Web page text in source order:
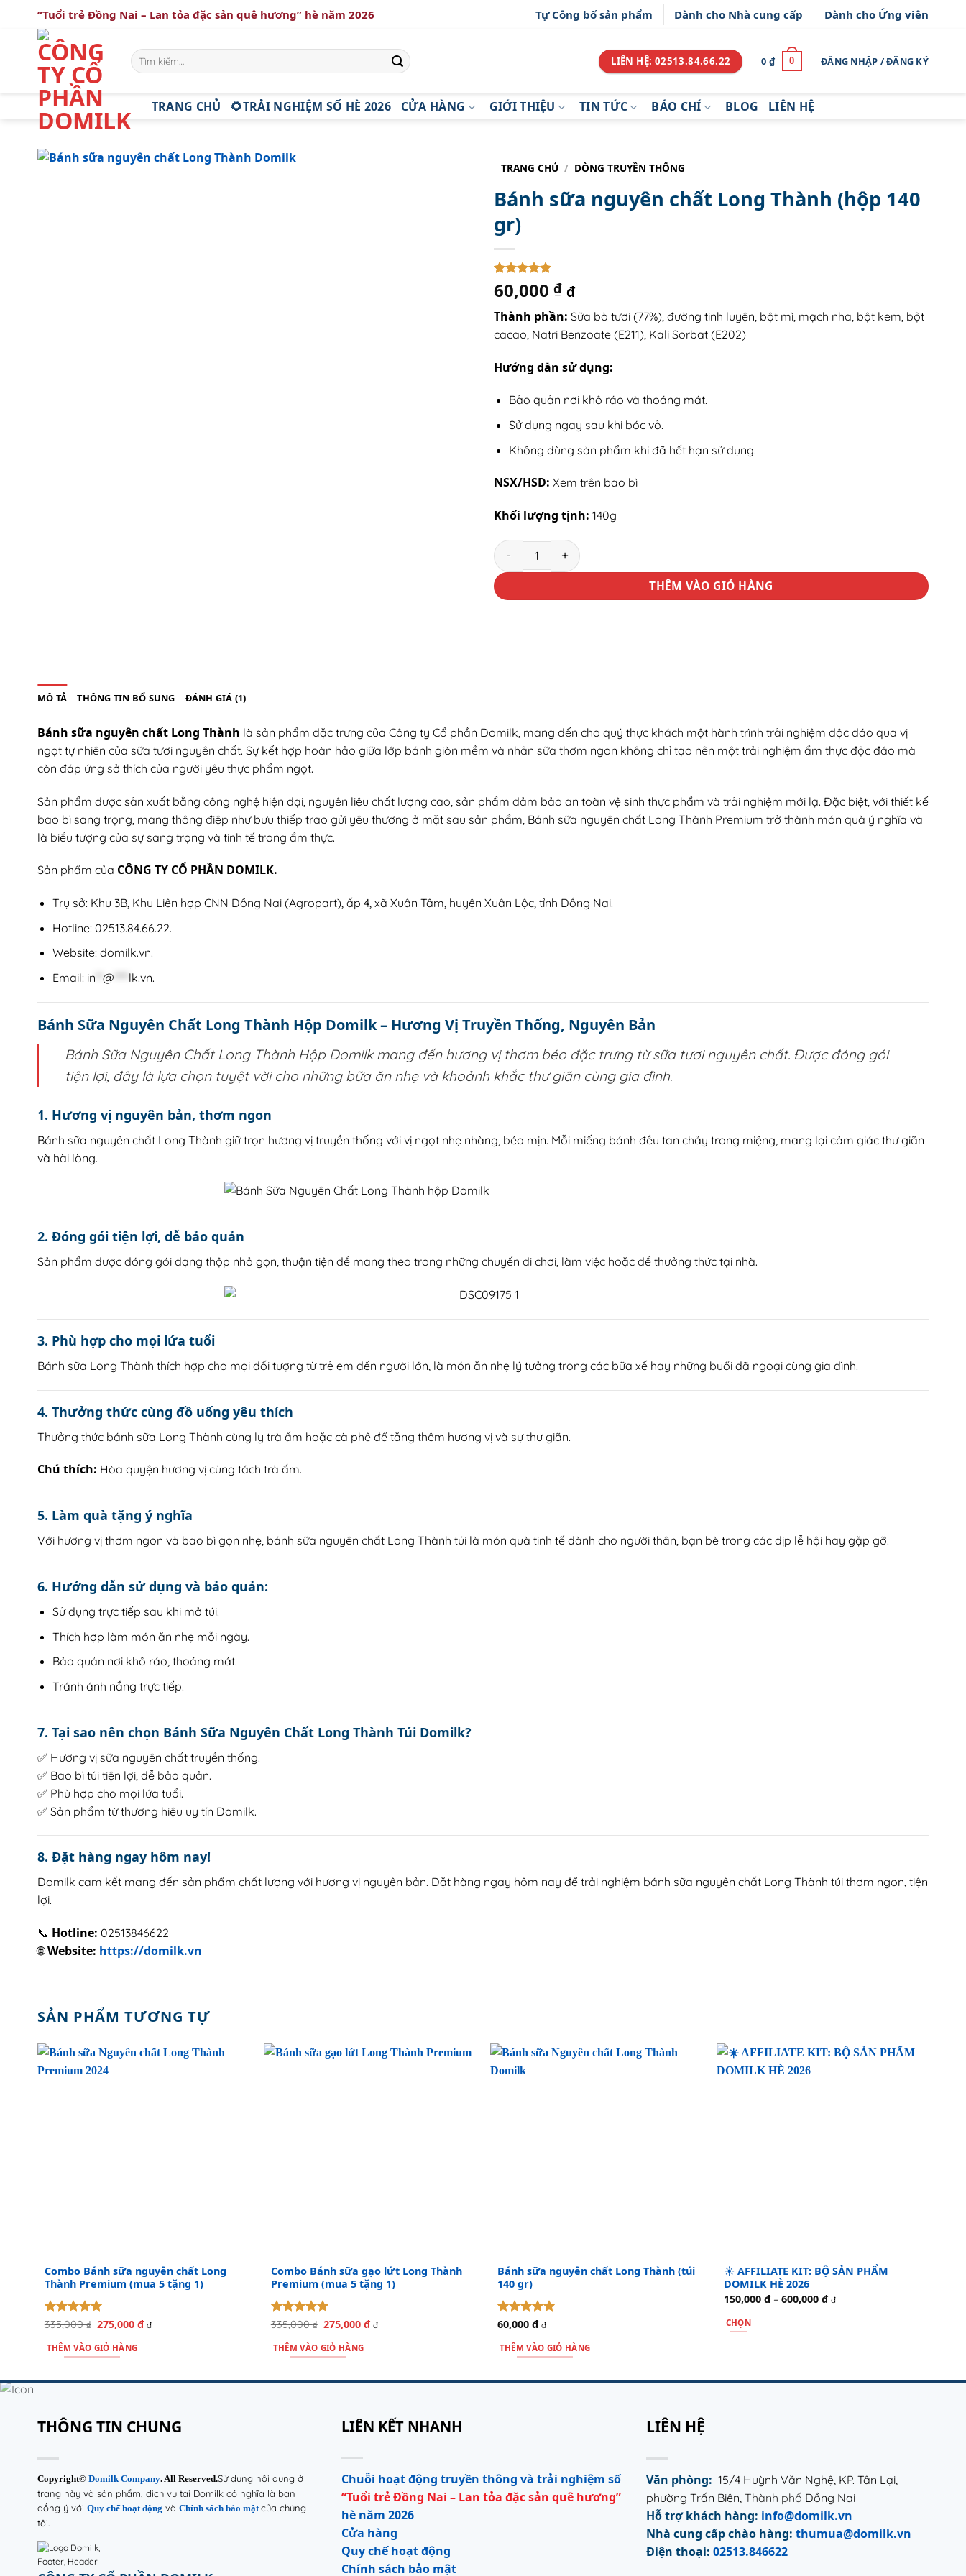
“Tuổi trẻ Đồng Nai – Lan tỏa đặc sản quê hương” hè năm 2026 Tự Công bố sản phẩm Dành cho Nhà cung cấp Dành cho Ứng viên
Tìm
kiếm:
LIÊN HỆ: 02513.84.66.22 0 ₫ 0 ĐĂNG NHẬP / ĐĂNG KÝ
TRANG CHỦ 🌻TRẢI NGHIỆM SỐ HÈ 2026 CỬA HÀNG GIỚI THIỆU TIN TỨC BÁO CHÍ BLOG LIÊN HỆ
TRANG CHỦ / DÒNG TRUYỀN THỐNG
Bánh sữa nguyên chất Long Thành (hộp 140
gr)
5trên 5
dựa trên
1
60,000 ₫ đ
Thành phần: Sữa bò tươi (77%), đường tinh luyện, bột mì, mạch nha, bột kem, bột
cacao, Natri Benzoate (E211), Kali Sorbat (E202)
Hướng dẫn sử dụng:
Bảo quản nơi khô ráo và thoáng mát.
Sử dụng ngay sau khi bóc vỏ.
Không dùng sản phẩm khi đã hết hạn sử dụng.
NSX/HSD: Xem trên bao bì
Khối lượng tịnh: 140g
Bánh sữa nguyên chất Long Thành (hộp 140 gr) số lượng
THÊM VÀO GIỎ HÀNG
MÔ TẢ THÔNG TIN BỔ SUNG ĐÁNH GIÁ (1)
Bánh sữa nguyên chất Long Thành là sản phẩm đặc trưng của Công ty Cổ phần Domilk, mang đến cho quý thực khách một hành trình trải nghiệm độc đáo qua vị
ngọt tự nhiên của sữa tươi nguyên chất. Sự kết hợp hoàn hảo giữa lớp bánh giòn mềm và nhân sữa thơm ngon không chỉ tạo nên một trải nghiệm ẩm thực độc đáo mà
còn đáp ứng sở thích của người yêu thực phẩm ngọt.
Sản phẩm được sản xuất bằng công nghệ hiện đại, nguyên liệu chất lượng cao, sản phẩm đảm bảo an toàn vệ sinh thực phẩm và trải nghiệm mới lạ. Đặc biệt, với thiết kế
bao bì sang trọng, mang thông điệp như bưu thiếp trao gửi yêu thương ở mặt sau sản phẩm, Bánh sữa nguyên chất Long Thành Premium trở thành món quà ý nghĩa và
là biểu tượng của sự sang trọng và tinh tế trong ẩm thực.
Sản phẩm của CÔNG TY CỔ PHẦN DOMILK.
Trụ sở: Khu 3B, Khu Liên hợp CNN Đồng Nai (Agropart), ấp 4, xã Xuân Tâm, huyện Xuân Lộc, tỉnh Đồng Nai.
Hotline: 02513.84.66.22.
Website: domilk.vn.
Email: in @ lk.vn.
Bánh Sữa Nguyên Chất Long Thành Hộp Domilk – Hương Vị Truyền Thống, Nguyên Bản
Bánh Sữa Nguyên Chất Long Thành Hộp Domilk mang đến hương vị thơm béo đặc trưng từ sữa tươi nguyên chất. Được đóng gói
tiện lợi, đây là lựa chọn tuyệt vời cho những bữa ăn nhẹ và khoảnh khắc thư giãn cùng gia đình.
1. Hương vị nguyên bản, thơm ngon
Bánh sữa nguyên chất Long Thành giữ trọn hương vị truyền thống với vị ngọt nhẹ nhàng, béo mịn. Mỗi miếng bánh đều tan chảy trong miệng, mang lại cảm giác thư giãn
và hài lòng.
2. Đóng gói tiện lợi, dễ bảo quản
Sản phẩm được đóng gói dạng thộp nhỏ gọn, thuận tiện để mang theo trong những chuyến đi chơi, làm việc hoặc để thưởng thức tại nhà.
3. Phù hợp cho mọi lứa tuổi
Bánh sữa Long Thành thích hợp cho mọi đối tượng từ trẻ em đến người lớn, là món ăn nhẹ lý tưởng trong các bữa xế hay những buổi dã ngoại cùng gia đình.
4. Thưởng thức cùng đồ uống yêu thích
Thưởng thức bánh sữa Long Thành cùng ly trà ấm hoặc cà phê để tăng thêm hương vị và sự thư giãn.
Chú thích: Hòa quyện hương vị cùng tách trà ấm.
5. Làm quà tặng ý nghĩa
Với hương vị thơm ngon và bao bì gọn nhẹ, bánh sữa nguyên chất Long Thành túi là món quà tinh tế dành cho người thân, bạn bè trong các dịp lễ hội hay gặp gỡ.
6. Hướng dẫn sử dụng và bảo quản:
Sử dụng trực tiếp sau khi mở túi.
Thích hợp làm món ăn nhẹ mỗi ngày.
Bảo quản nơi khô ráo, thoáng mát.
Tránh ánh nắng trực tiếp.
7. Tại sao nên chọn Bánh Sữa Nguyên Chất Long Thành Túi Domilk?
✅ Hương vị sữa nguyên chất truyền thống.
✅ Bao bì túi tiện lợi, dễ bảo quản.
✅ Phù hợp cho mọi lứa tuổi.
✅ Sản phẩm từ thương hiệu uy tín Domilk.
8. Đặt hàng ngay hôm nay!
Domilk cam kết mang đến sản phẩm chất lượng với hương vị nguyên bản. Đặt hàng ngay hôm nay để trải nghiệm bánh sữa nguyên chất Long Thành túi thơm ngon, tiện
lợi.
📞 Hotline: 02513846622
🌐Website: https://domilk.vn
SẢN PHẨM TƯƠNG TỰ
Combo Bánh sữa nguyên chất Long
Thành Premium (mua 5 tặng 1)
Được xếp
sao
335,000₫ Giá
là:
335,000 ₫.
275,000₫ Giá
đ
THÊM VÀO GIỎ HÀNG
Combo Bánh sữa gạo lứt Long Thành
Premium (mua 5 tặng 1)
Được xếp
sao
335,000₫ Giá
là:
335,000 ₫.
275,000₫ Giá
đ
THÊM VÀO GIỎ HÀNG
Bánh sữa nguyên chất Long Thành (túi
140 gr)
Được xếp
sao
60,000 ₫ đ
THÊM VÀO GIỎ HÀNG
☀️ AFFILIATE KIT: BỘ SẢN PHẨM
DOMILK HÈ 2026
150,000 ₫ – 600,000 ₫Khoảng
đ
CHỌN
tùy
chọn
có
thể
được
chọn
THÔNG TIN CHUNG
Copyright© Domilk Company. All Reserved.Sử dụng nội dung ở
trang này và sản phẩm, dịch vụ tại Domilk có nghĩa là bạn
đồng ý với Quy chế hoạt động và Chính sách bảo mật của chúng
tôi.
LIÊN KẾT NHANH
Chuỗi hoạt động truyền thông và trải nghiệm số
“Tuổi trẻ Đồng Nai – Lan tỏa đặc sản quê hương”
hè năm 2026
Cửa hàng
Quy chế hoạt động
Chính sách bảo mật
LIÊN HỆ
Văn phòng: 15/4 Huỳnh Văn Nghệ, KP. Tân Lại,
phường Trấn Biên, Thành phố Đồng Nai
Hỗ trợ khách hàng: info@domilk.vn
Nhà cung cấpchào hàng: thumua@domilk.vn
Điện thoại: 02513.846622